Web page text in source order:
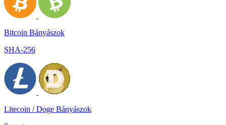
Bitcoin Bányászok
SHA-256
Litecoin / Doge Bányászok